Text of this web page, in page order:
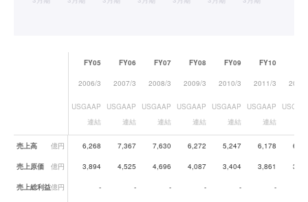
業績データ一覧
FY05 FY06 FY07 FY08 FY09 FY10
2006/3 2007/3 2008/3 2009/3 2010/3 2011/3
USGAAP
連結
USGAAP
連結
USGAAP
連結
USGAAP
連結
USGAAP
連結
USGAAP
連結
売上高 億円 6,268 7,367 7,630 6,272 5,247 6,178
売上原価 億円 3,894 4,525 4,696 4,087 3,404 3,861
売上総利益億円 - - - - - -